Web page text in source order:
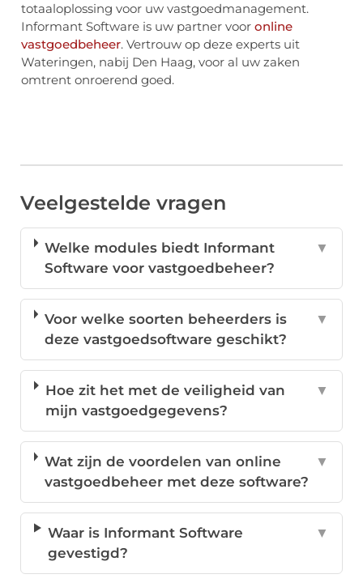
totaaloplossing voor uw vastgoedmanagement.
Informant Software is uw partner voor online
vastgoedbeheer. Vertrouw op deze experts uit
Wateringen, nabij Den Haag, voor al uw zaken
omtrent onroerend goed.
Veelgestelde vragen
Welke modules biedt Informant
Software voor vastgoedbeheer?
▼
Voor welke soorten beheerders is
deze vastgoedsoftware geschikt?
▼
Hoe zit het met de veiligheid van
mijn vastgoedgegevens?
▼
Wat zijn de voordelen van online
vastgoedbeheer met deze software?
▼
Waar is Informant Software
gevestigd?
▼